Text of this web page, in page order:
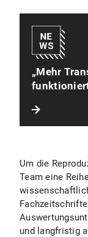
„Mehr
Um die
Team eine
und langfristig